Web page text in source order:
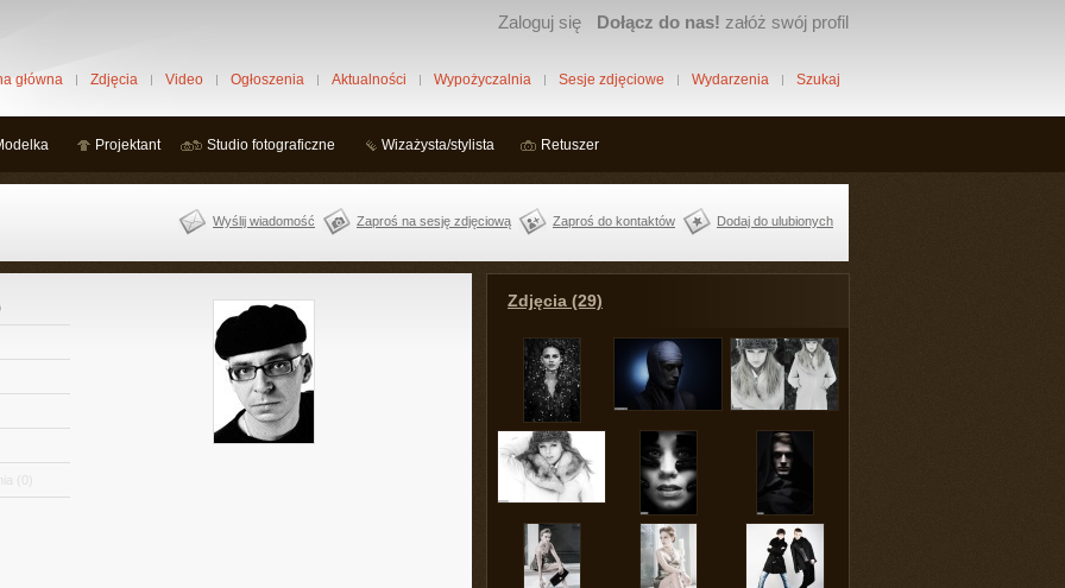
Zaloguj się Dołącz do nas! załóż swój profil
główna Zdjęcia Video Ogłoszenia Aktualności Wypożyczalnia Sesje zdjęciowe Wydarzenia Szukaj
Projektant Studio fotograficzne Wizażysta/stylista Retuszer
Wyślij wiadomość Zaproś na sesję zdjęciową Zaproś do kontaktów Dodaj do ulubionych
(0)
Zdjęcia (29)